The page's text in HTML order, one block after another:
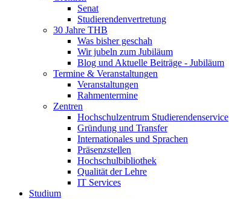
Senat
Studierendenvertretung
30 Jahre THB
Was bisher geschah
Wir jubeln zum Jubiläum
Blog und Aktuelle Beiträge - Jubiläum
Termine & Veranstaltungen
Veranstaltungen
Rahmentermine
Zentren
Hochschulzentrum Studierendenservice
Gründung und Transfer
Internationales und Sprachen
Präsenzstellen
Hochschulbibliothek
Qualität der Lehre
IT Services
Studium